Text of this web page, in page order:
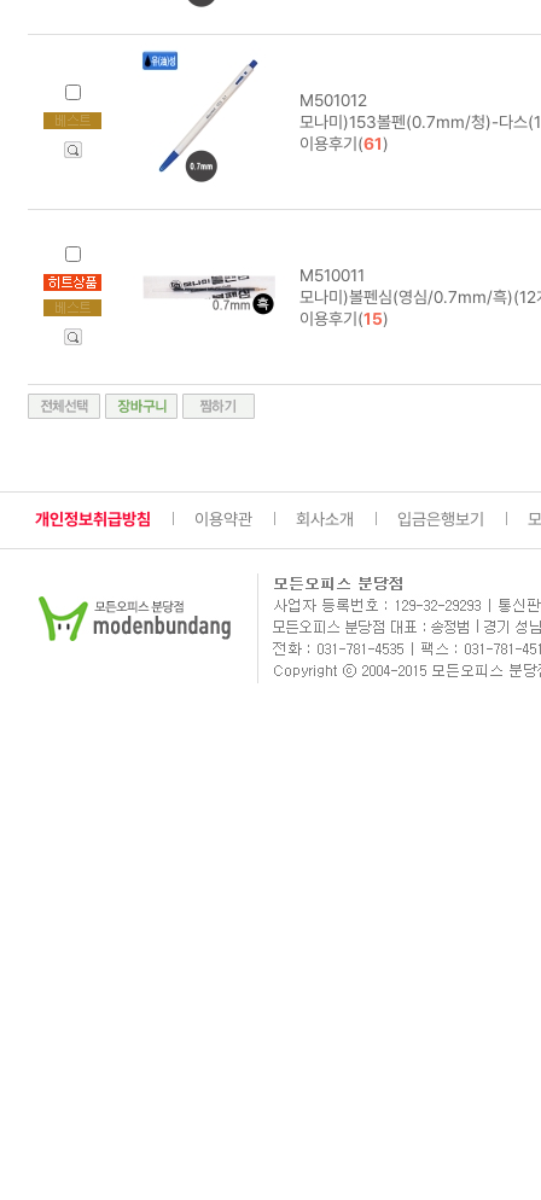
M501012
모나미)153볼펜(0.7mm/청)-다스
이용후기(61)
M510011
모나미)볼펜심(영심/0.7mm/흑
이용후기(15)
개인정보취급방침 이용약관 회사소개 입금은행보기